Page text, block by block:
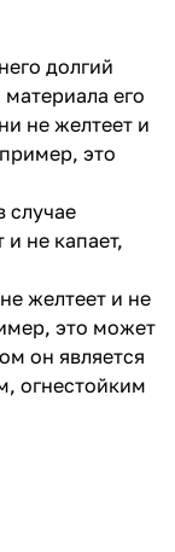
долгий
его
не желтеет и
это
случае
не капает,
желтеет и не
это может
он является
огнестойким